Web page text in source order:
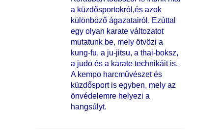
a küzdősportokról,és azok
különböző ágazatairól. Ezúttal
egy olyan karate változatot
mutatunk be, mely ötvözi a
kung-fu, a ju-jitsu, a thai-boksz,
a judo és a karate technikáit is.
A kempo harcművészet és
küzdősport is egyben, mely az
önvédelemre helyezi a
hangsúlyt.